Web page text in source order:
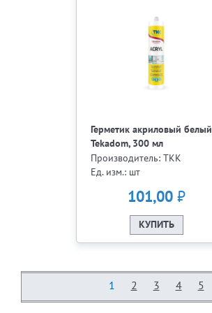
Герметик акриловый белый
Tekadom, 300 мл
Производитель: ТКК
Ед. изм.: шт
101,00₽
КУПИТЬ
1 2 3 4 5